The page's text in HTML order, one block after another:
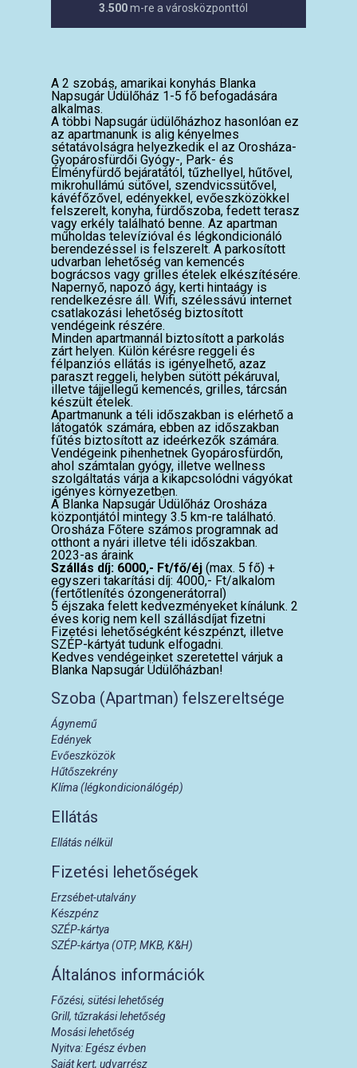
3.500m-re a városközponttól
A 2 szobás, amarikai konyhás Blanka
Napsugár Üdülőház 1-5 fő befogadására
alkalmas.
A többi Napsugár üdülőházhoz hasonlóan ez
az apartmanunk is alig kényelmes
sétatávolságra helyezkedik el az Orosháza-
Gyopárosfürdői Gyógy-, Park- és
Élményfürdő bejáratától, tűzhellyel, hűtővel,
mikrohullámú sütővel, szendvicssütővel,
kávéfőzővel, edényekkel, evőeszközökkel
felszerelt, konyha, fürdőszoba, fedett terasz
vagy erkély található benne. Az apartman
műholdas televízióval és légkondicionáló
berendezéssel is felszerelt. A parkosított
udvarban lehetőség van kemencés
bográcsos vagy grilles ételek elkészítésére.
Napernyő, napozó ágy, kerti hintaágy is
rendelkezésre áll. Wifi, szélessávú internet
csatlakozási lehetőség biztosított
vendégeink részére.
Minden apartmannál biztosított a parkolás
zárt helyen. Külön kérésre reggeli és
félpanziós ellátás is igényelhető, azaz
paraszt reggeli, helyben sütött pékáruval,
illetve tájjellegű kemencés, grilles, tárcsán
készült ételek.
Apartmanunk a téli időszakban is elérhető a
látogatók számára, ebben az időszakban
fűtés biztosított az ideérkezők számára.
Vendégeink pihenhetnek Gyopárosfürdőn,
ahol számtalan gyógy, illetve wellness
szolgáltatás várja a kikapcsolódni vágyókat
igényes környezetben.
A Blanka Napsugár Üdülőház Orosháza
központjától mintegy 3.5 km-re található.
Orosháza Főtere számos programnak ad
otthont a nyári illetve téli időszakban.
2023-as áraink
Szállás díj: 6000,- Ft/fő/éj (max. 5 fő) +
egyszeri takarítási díj: 4000,- Ft/alkalom
(fertőtlenítés ózongenerátorral)
5 éjszaka felett kedvezményeket kínálunk. 2
éves korig nem kell szállásdíjat fizetni
Fizetési lehetőségként készpénzt, illetve
SZÉP-kártyát tudunk elfogadni.
Kedves vendégeinket szeretettel várjuk a
Blanka Napsugár Üdülőházban!
Szoba (Apartman) felszereltsége
Ágynemű
Edények
Evőeszközök
Hűtőszekrény
Klíma (légkondicionálógép)
Ellátás
Ellátás nélkül
Fizetési lehetőségek
Erzsébet-utalvány
Készpénz
SZÉP-kártya
SZÉP-kártya (OTP, MKB, K&H)
Általános információk
Főzési, sütési lehetőség
Grill, tűzrakási lehetőség
Mosási lehetőség
Nyitva: Egész évben
Saját kert, udvarrész